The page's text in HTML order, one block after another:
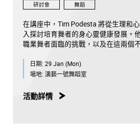
研討會 舞蹈
在講座中，Tim Podesta 將從生理和
入探討培育舞者的身心靈健康發展。
職業舞者面臨的挑戰，以及在這兩個
中，如何運用經過細微調整的策略，
健康為首位，和解釋一些在舞蹈圈子
和有效增進學生健康的方法和經驗，
日期: 29 Jan (Mon)
場地: 演藝一號舞蹈室
活動詳情